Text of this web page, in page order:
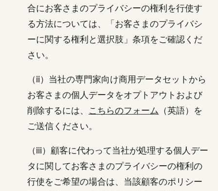
合にお客さまのプライバシーの権利を行使す
る方法については、「お客さまのプライバシ
ーに関する権利と選択肢」条項をご確認くだ
さい。
（ii）当社の専門家向け商用データセットから
お客さまの個人データをオプトアウトおよび
削除するには、 こちらのフォーム （英語）を
ご送信ください。
（iii）顧客に代わって当社が処理する個人デー
タに関してお客さまのプライバシーの権利の
行使をご希望の場合は、当該顧客のポリシー